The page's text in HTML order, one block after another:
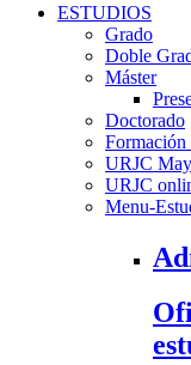
ESTUDIOS
Grado
Doble
Máster
Doctorado
Formación
URJC
URJC
Menu-